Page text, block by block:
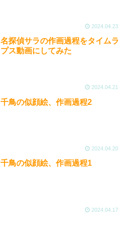
2024.04.23
名探偵サラの作画過程をタイムラ
プス動画にしてみた
2024.04.21
千鳥の似顔絵、作画過程2
2024.04.20
千鳥の似顔絵、作画過程1
2024.04.17